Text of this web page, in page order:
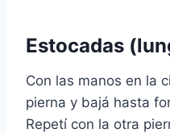
Estocadas
Con las manos en la
pierna y bajá hasta
Repetí con la otra